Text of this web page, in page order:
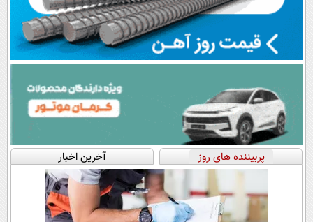
پربیننده های روز آخرین اخبار